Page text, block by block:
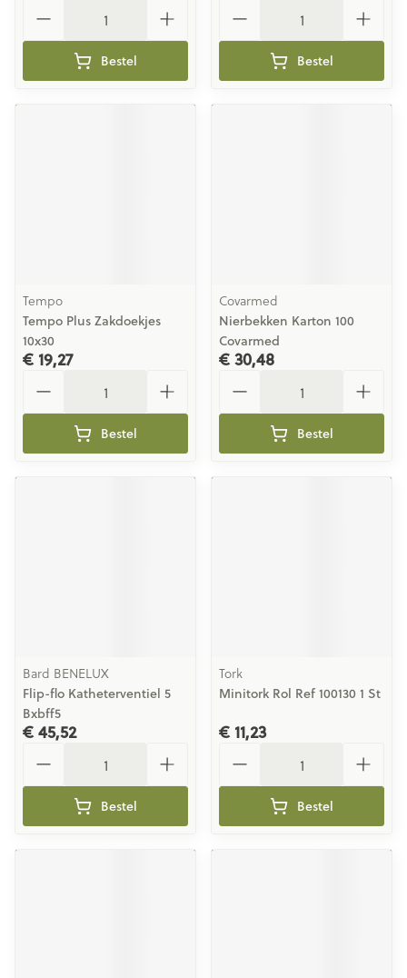
Bestel Bestel
Tempo
Tempo Plus Zakdoekjes
10x30
€ 19,27
Bestel
Covarmed
Nierbekken Karton 100
Covarmed
€ 30,48
Bestel
Bard BENELUX
Flip-flo Katheterventiel 5
Bxbff5
€ 45,52
Bestel
Tork
Minitork Rol Ref 100130 1 St
€ 11,23
Bestel